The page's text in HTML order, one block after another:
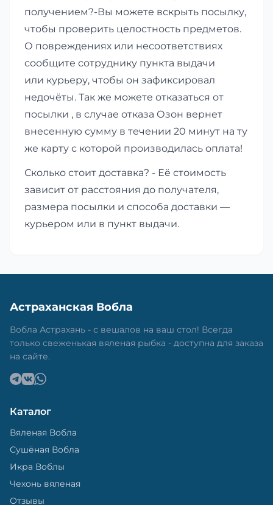
получением?-Вы можете вскрыть посылку,
чтобы проверить целостность предметов.
О повреждениях или несоответствиях
сообщите сотруднику пункта выдачи
или курьеру, чтобы он зафиксировал
недочёты. Так же можете отказаться от
посылки , в случае отказа Озон вернет
внесенную сумму в течении 20 минут на ту
же карту с которой производилась оплата!
Сколько стоит доставка? - Её стоимость
зависит от расстояния до получателя,
размера посылки и способа доставки —
курьером или в пункт выдачи.
Астраханская Вобла
Вобла Астрахань - с вешалов на ваш стол! Всегда
только свеженькая вяленая рыбка - доступна для заказа
на сайте.
Каталог
Вяленая Вобла
Сушёная Вобла
Икра Воблы
Чехонь вяленая
Отзывы